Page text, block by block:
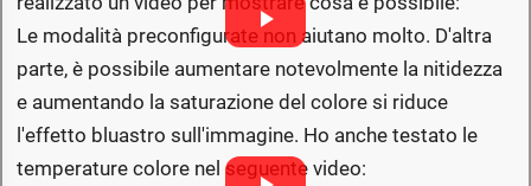
Le modalità preconfigurate non aiutano molto. D'altra
parte, è possibile aumentare notevolmente la nitidezza
e aumentando la saturazione del colore si riduce
l'effetto bluastro sull'immagine. Ho anche testato le
temperature colore nel seguente video: